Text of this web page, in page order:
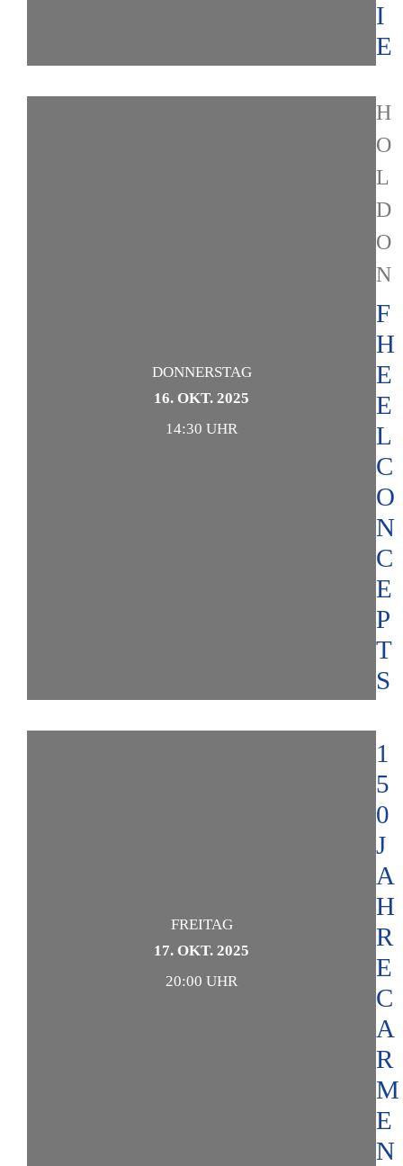
I
E
DONNERSTAG
16. OKT. 2025
14:30 UHR
F
H
E
E
L
C
O
N
C
E
P
T
S
H
O
L
D
O
N
FREITAG
17. OKT. 2025
20:00 UHR
1
5
0
J
A
H
R
E
C
A
R
M
E
N